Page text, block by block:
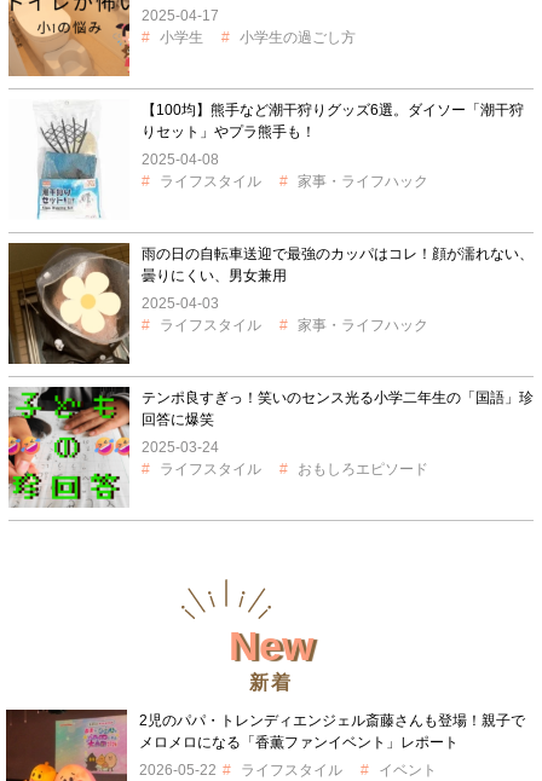
2025-04-17
小学生
小学生の過ごし方
【100均】熊手など潮干狩りグッズ6選。ダイソー「潮干狩
りセット」やプラ熊手も！
2025-04-08
ライフスタイル
家事・ライフハック
雨の日の自転車送迎で最強のカッパはコレ！顔が濡れない、
曇りにくい、男女兼用
2025-04-03
ライフスタイル
家事・ライフハック
テンポ良すぎっ！笑いのセンス光る小学二年生の「国語」珍
回答に爆笑
2025-03-24
ライフスタイル
おもしろエピソード
New
新着
2児のパパ・トレンディエンジェル斎藤さんも登場！親子で
メロメロになる「香薫ファンイベント」レポート
2026-05-22
ライフスタイル イベント